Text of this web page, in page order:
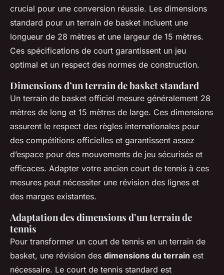
crucial pour une conversion réussie. Les dimensions
standard pour un terrain de basket incluent une
longueur de 28 mètres et une largeur de 15 mètres.
Ces spécifications de court garantissent un jeu
optimal et un respect des normes de construction.
Dimensions d’un terrain de basket standard
Un terrain de basket officiel mesure généralement 28
mètres de long et 15 mètres de large. Ces dimensions
assurent le respect des règles internationales pour
des compétitions officielles et garantissent assez
d’espace pour des mouvements de jeu sécurisés et
efficaces. Adapter votre ancien court de tennis à ces
mesures peut nécessiter une révision des lignes et
des marges existantes.
Adaptation des dimensions d’un terrain de
tennis
Pour transformer un court de tennis en un terrain de
basket, une révision des dimensions du terrain est
nécessaire. Le court de tennis standard est